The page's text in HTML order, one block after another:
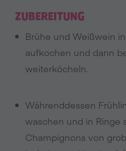
ZUBEREITUNG
Brühe und Weißwein
aufkochen und dann
weiterköcheln.
Währenddessen
waschen und in Ringe
Champignons von